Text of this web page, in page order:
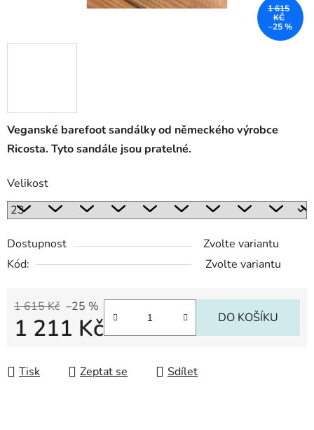
Veganské barefoot sandálky od německého výrobce
Ricosta. Tyto sandále jsou pratelné.
Velikost
Dostupnost
Zvolte variantu
Kód:
Zvolte variantu
1 615 Kč –25 %
1 211 Kč DO KOŠÍKU
Tisk Zeptat se Sdílet
1 615
KČ
–25 %